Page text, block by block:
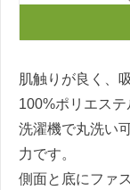
肌触りが良く、
100%ポリエステ
洗濯機で丸洗い
力です。
側面と底にファ